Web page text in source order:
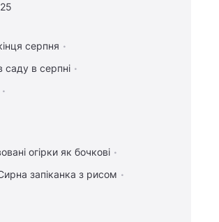
серпня
саду в серпні
огірки як бочкові
запіканка з рисом